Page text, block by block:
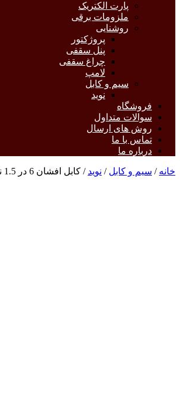
پارت الکتریک
ملزومات برقی
روشنایی
پروژکتور
پنل سقفی
چراغ سقفی
لامپ
سیم و کابل
نوید
فروشگاه
سوالات متداول
روش های ارسال
تماس با ما
درباره ما
خانه / سیم و کابل / نوید / کابل افشان 6 در 1.5 نوید